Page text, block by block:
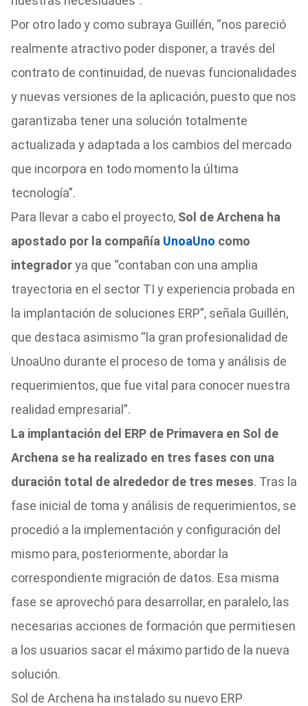
Por otro lado y como subraya Guillén, “nos pareció
realmente atractivo poder disponer, a través del
contrato de continuidad, de nuevas funcionalidades
y nuevas versiones de la aplicación, puesto que nos
garantizaba tener una solución totalmente
actualizada y adaptada a los cambios del mercado
que incorpora en todo momento la última
tecnología”.
Para llevar a cabo el proyecto, Sol de Archena ha
apostado por la compañía UnoaUno como
integradorya que “contaban con una amplia
trayectoria en el sector TI y experiencia probada en
la implantación de soluciones ERP”, señala Guillén,
que destaca asimismo “la gran profesionalidad de
UnoaUno durante el proceso de toma y análisis de
requerimientos, que fue vital para conocer nuestra
realidad empresarial”.
La implantación del ERP de Primavera en Sol de
Archena se ha realizado en tres fases con una
duración total de alrededor de tres meses. Tras la
fase inicial de toma y análisis de requerimientos, se
procedió a la implementación y configuración del
mismo para, posteriormente, abordar la
correspondiente migración de datos. Esa misma
fase se aprovechó para desarrollar, en paralelo, las
necesarias acciones de formación que permitiesen
a los usuarios sacar el máximo partido de la nueva
solución.
Sol de Archena ha instalado su nuevo ERP